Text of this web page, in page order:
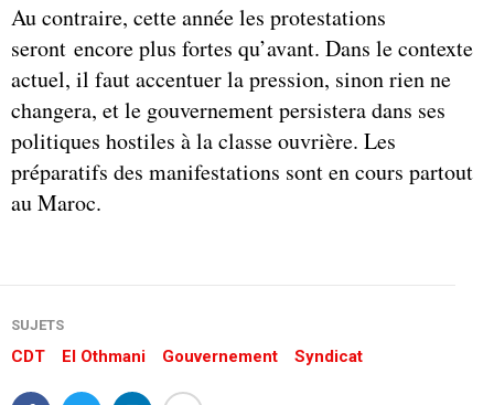
Au contraire, cette année les protestations
seront encore plus fortes qu’avant. Dans le contexte
actuel, il faut accentuer la pression, sinon rien ne
changera, et le gouvernement persistera dans ses
politiques hostiles à la classe ouvrière. Les
préparatifs des manifestations sont en cours partout
au Maroc.
SUJETS
CDT El Othmani Gouvernement Syndicat